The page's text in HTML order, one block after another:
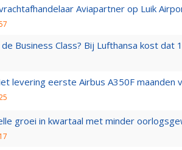
Aviapartner op Luik
Business Class? Bij Lufthansa kost dat
levering eerste Airbus A350F maanden
groei in kwartaal met minder